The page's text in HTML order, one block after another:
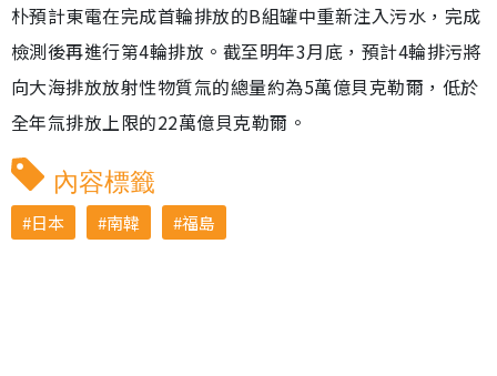
朴預計東電在完成首輪排放的B組罐中重新注入污水，完成
檢測後再進行第4輪排放。截至明年3月底，預計4輪排污將
向大海排放放射性物質氚的總量約為5萬億貝克勒爾，低於
全年氚排放上限的22萬億貝克勒爾。
內容標籤
日本 南韓 福島